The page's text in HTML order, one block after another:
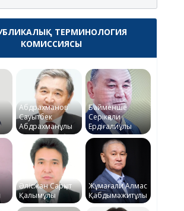
ТЕРМИНОЛОГИЯ
КОМИССИЯСЫ
Абдрахманов
Сауытбек
Абдрахманұлы
Байменше
Серікқали
Ердіғалиұлы
Әлісжан Сарқыт
Қалымұлы
Жұмағали Алмас
Қабдымәжитұлы